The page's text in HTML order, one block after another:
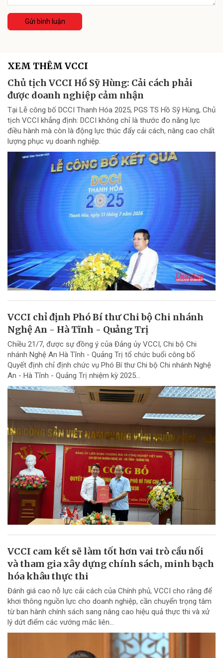
Gửi bình luận
XEM THÊM VCCI
Chủ tịch VCCI Hồ Sỹ Hùng: Cải cách phải
được doanh nghiệp cảm nhận
Tại Lễ công bố DCCI Thanh Hóa 2025, PGS TS Hồ Sỹ Hùng, Chủ
tịch VCCI khẳng định: DCCI không chỉ là thước đo năng lực
điều hành mà còn là động lực thúc đẩy cải cách, nâng cao chất
lượng phục vụ doanh nghiệp.
VCCI chỉ định Phó Bí thư Chi bộ Chi nhánh
Nghệ An - Hà Tĩnh - Quảng Trị
Chiều 21/7, được sự đồng ý của Đảng ủy VCCI, Chi bộ Chi
nhánh Nghệ An Hà Tĩnh - Quảng Trị tổ chức buổi công bố
Quyết định chỉ định chức vụ Phó Bí thư Chi bộ Chi nhánh Nghệ
An - Hà Tĩnh - Quảng Trị nhiệm kỳ 2025...
VCCI cam kết sẽ làm tốt hơn vai trò cầu nối
và tham gia xây dựng chính sách, minh bạch
hóa khâu thực thi
Đánh giá cao nỗ lực cải cách của Chính phủ, VCCI cho rằng để
khơi thông nguồn lực cho doanh nghiệp, cần chuyển trọng tâm
từ ban hành chính sách sang nâng cao hiệu quả thực thi và xử
lý dứt điểm các vướng mắc liên...